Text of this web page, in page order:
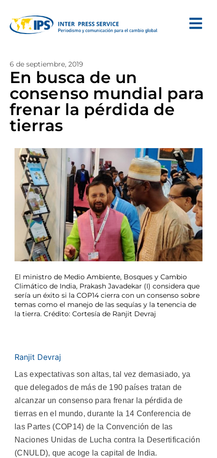
6 de septiembre, 2019
En busca de un
consenso mundial para
frenar la pérdida de
tierras
El ministro de Medio Ambiente, Bosques y Cambio
Climático de India, Prakash Javadekar (I) considera que
sería un éxito si la COP14 cierra con un consenso sobre
temas como el manejo de las sequías y la tenencia de
la tierra. Crédito: Cortesía de Ranjit Devraj
Ranjit Devraj
Las expectativas son altas, tal vez demasiado, ya
que delegados de más de 190 países tratan de
alcanzar un consenso para frenar la pérdida de
tierras en el mundo, durante la 14 Conferencia de
las Partes (COP14) de la Convención de las
Naciones Unidas de Lucha contra la Desertificación
(CNULD), que acoge la capital de India.